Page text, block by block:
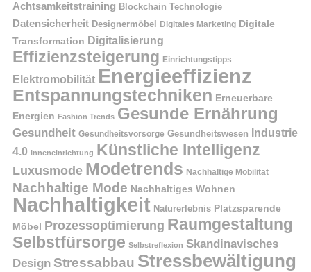
Achtsamkeitstraining Blockchain Technologie
Datensicherheit Designermöbel Digitales Marketing Digitale
Transformation Digitalisierung
Effizienzsteigerung Einrichtungstipps
Elektromobilität Energieeffizienz
Entspannungstechniken Erneuerbare
Energien Fashion Trends Gesunde Ernährung
Gesundheit Gesundheitsvorsorge Gesundheitswesen
Industrie
4.0
Inneneinrichtung Künstliche Intelligenz
Luxusmode Modetrends Nachhaltige Mobilität
Nachhaltige Mode Nachhaltiges Wohnen
Nachhaltigkeit Naturerlebnis Platzsparende
Möbel
Prozessoptimierung Raumgestaltung
Selbstfürsorge Selbstreflexion Skandinavisches
Design Stressabbau Stressbewältigung